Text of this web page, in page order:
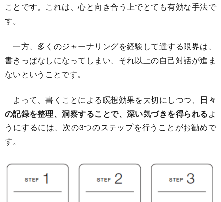
ことです。これは、心と向き合う上でとても有効な手法で
す。
一方、多くのジャーナリングを経験して達する限界は、
書きっぱなしになってしまい、それ以上の自己対話が進ま
ないということです。
よって、書くことによる瞑想効果を大切にしつつ、 日々
の記録を整理、洞察することで、深い気づきを得られるよ
うにするには、次の3つのステップを行うことがお勧めで
す。